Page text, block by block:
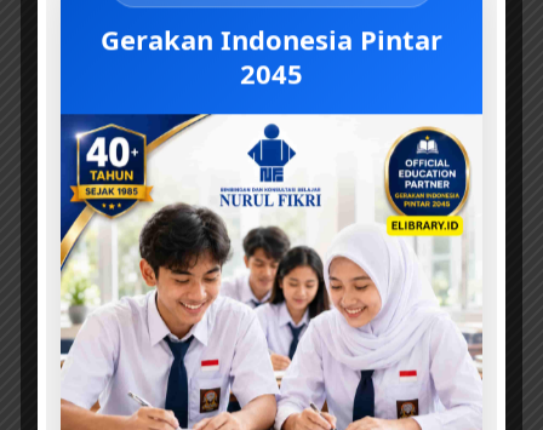
Gerakan Indonesia Pintar
2045